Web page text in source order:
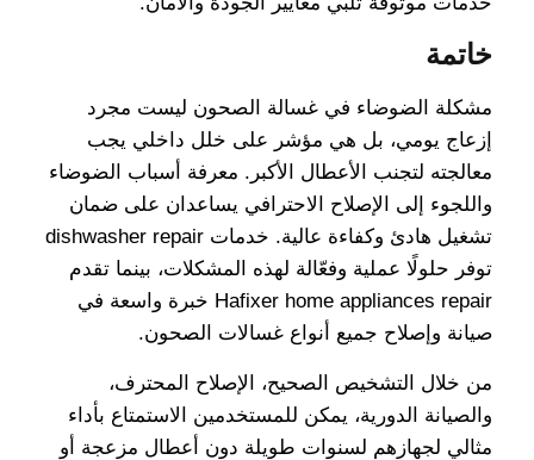
خاتمة
مشكلة الضوضاء في غسالة الصحون ليست مجرد
إزعاج يومي، بل هي مؤشر على خلل داخلي يجب
معالجته لتجنب الأعطال الأكبر. معرفة أسباب الضوضاء
واللجوء إلى الإصلاح الاحترافي يساعدان على ضمان
تشغيل هادئ وكفاءة عالية. خدمات dishwasher repair
توفر حلولًا عملية وفعّالة لهذه المشكلات، بينما تقدم
Hafixer home appliances repair خبرة واسعة في
صيانة وإصلاح جميع أنواع غسالات الصحون.
من خلال التشخيص الصحيح، الإصلاح المحترف،
والصيانة الدورية، يمكن للمستخدمين الاستمتاع بأداء
مثالي لجهازهم لسنوات طويلة دون أعطال مزعجة أو